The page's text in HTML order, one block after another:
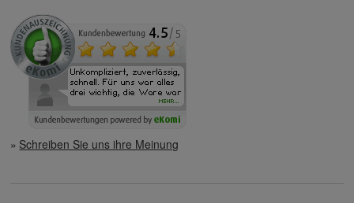
Schreiben Sie uns ihre Meinung